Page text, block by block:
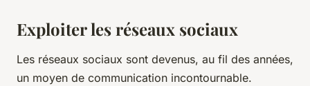
Exploiter les réseaux sociaux
Les réseaux sociaux sont devenus, au fil des années,
un moyen de communication incontournable.